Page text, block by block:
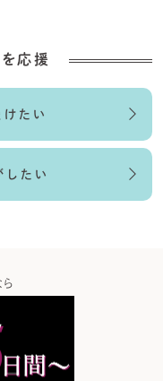
応援
たい
したい